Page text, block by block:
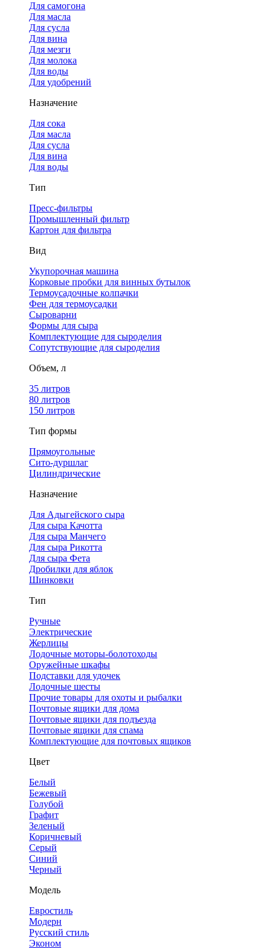
Для самогона
Для масла
Для сусла
Для вина
Для мезги
Для молока
Для воды
Для удобрений
Назначение
Для сока
Для масла
Для сусла
Для вина
Для воды
Тип
Пресс-фильтры
Промышленный фильтр
Картон для фильтра
Вид
Укупорочная машина
Корковые пробки для винных бутылок
Термоусадочные колпачки
Фен для термоусадки
Сыроварни
Формы для сыра
Комплектующие для сыроделия
Сопутствующие для сыроделия
Объем, л
35 литров
80 литров
150 литров
Тип формы
Прямоугольные
Сито-дуршлаг
Цилиндрические
Назначение
Для Адыгейского сыра
Для сыра Качотта
Для сыра Манчего
Для сыра Рикотта
Для сыра Фета
Дробилки для яблок
Шинковки
Тип
Ручные
Электрические
Жерлицы
Лодочные моторы-болотоходы
Оружейные шкафы
Подставки для удочек
Лодочные шесты
Прочие товары для охоты и рыбалки
Почтовые ящики для дома
Почтовые ящики для подъезда
Почтовые ящики для спама
Комплектующие для почтовых ящиков
Цвет
Белый
Бежевый
Голубой
Графит
Зеленый
Коричневый
Серый
Синий
Черный
Модель
Евростиль
Модерн
Русский стиль
Эконом